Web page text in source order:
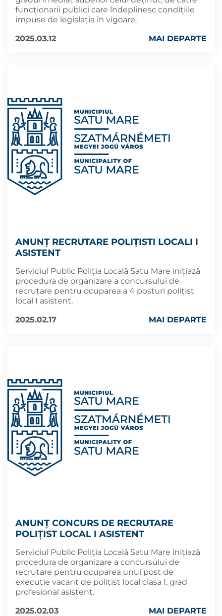
funcționarii publici care îndeplinesc condițiile
impuse de legislația în vigoare.
2025.03.12
MAI DEPARTE
ANUNȚ RECRUTARE POLIȚISTI LOCALI I
ASISTENT
Serviciul Public Poliția Locală Satu Mare inițiază
procedura de organizare a concursului de
recrutare pentru ocuparea a 4 posturi polițist
local I asistent.
2025.02.17
MAI DEPARTE
ANUNȚ CONCURS DE RECRUTARE
POLIȚIST LOCAL I ASISTENT
Serviciul Public Poliția Locală Satu Mare inițiază
procedura de organizare a concursului de
recrutare pentru ocuparea unui post de
execuție vacant de polițist local clasa I, grad
profesional asistent.
2025.02.03
MAI DEPARTE